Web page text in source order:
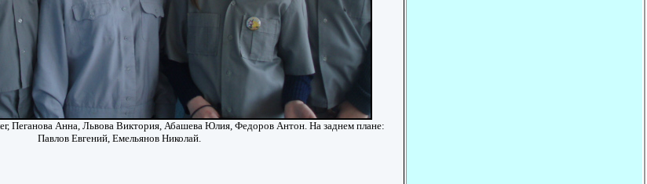
Пеганова Анна, Львова Виктория, Абашева Юлия, Федоров Антон. На заднем плане:
Павлов Евгений, Емельянов Николай.